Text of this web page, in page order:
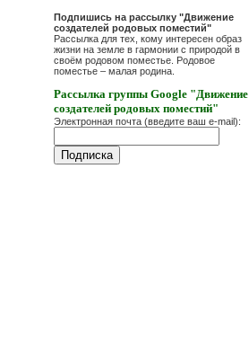
Подпишись на рассылку "Движение
создателей родовых поместий"
Рассылка для тех, кому интересен образ
жизни на земле в гармонии с природой в
своём родовом поместье. Родовое
поместье – малая родина.
Рассылка группы Google "Движение
создателей родовых поместий"
Электронная почта (введите ваш e-mail):